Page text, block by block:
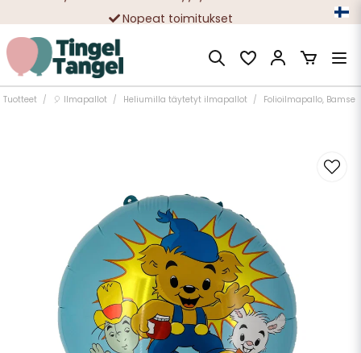
Nopeat toimitukset
Ilmainen toimitus yli 49 € tilauksille
Tuotteet 🎈 Ilmapallot Heliumilla täytetyt ilmapallot Folioilmapallo, Bamse